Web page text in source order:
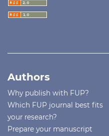
Authors
Why publish with FUP?
Which FUP journal best fits
your research?
Prepare your manuscript